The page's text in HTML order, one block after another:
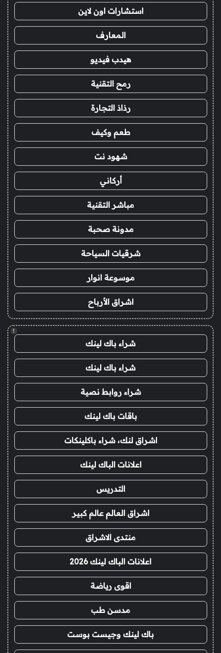
استشارات اون لاين
المعارف
هيدب فيديو
رمح التقنية
رذاذ التجارة
طعم وكيف
شهود نت
أركاني
مباشر التقنية
مدونة صحبة
شرقيات السياحة
موسوعة انوار
اشراق الأرباح
!
شراء باك لينك
شراء باك لينك
شراء روابط نصية
باقات باك لينك
اشراق لنك، شراء باكلينكات
اعلانات الباك لينك
التدريس
اشراق العالم عالم كبير
منتدى الاشراق
اعلانات الباك لينك 2026
اقوى رياضة
مدسن طب
باك لينك وجيست بوست